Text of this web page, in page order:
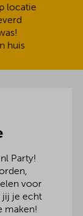
locatie
huis
Party!
voor
jij je echt
maken!